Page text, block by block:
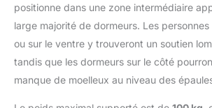
Confortable
matelas est
et sous vide
boîte,
assorti d'une
de 10 ans
positionne dans une zone intermédiaire
large majorité de dormeurs. Les
ou sur le ventre y trouveront un soutien
tandis que les dormeurs sur le côté
manque de moelleux au niveau des